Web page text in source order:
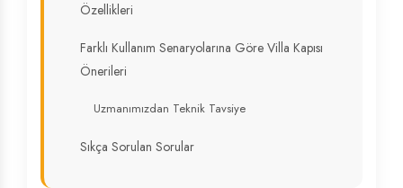
Özellikleri
Farklı Kullanım Senaryolarına Göre Villa Kapısı
Önerileri
Uzmanımızdan Teknik Tavsiye
Sıkça Sorulan Sorular